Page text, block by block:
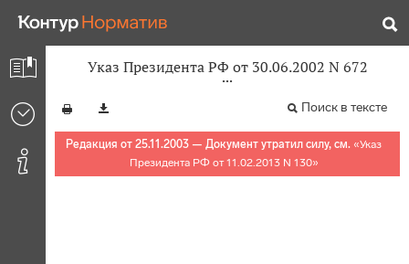
Указ Президента РФ от 30.06.2002 N 672
Поиск в тексте
Редакция от 25.11.2003 — Документ утратил силу, см. «Указ
Президента РФ от 11.02.2013 N 130»